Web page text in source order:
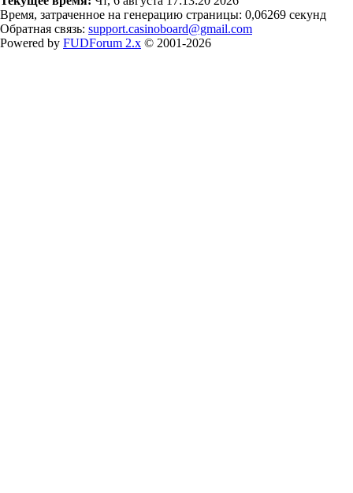
Время, затраченное на генерацию страницы: 0,06269 секунд
Обратная связь: support.casinoboard@gmail.com
Powered by FUDForum 2.x © 2001-2026